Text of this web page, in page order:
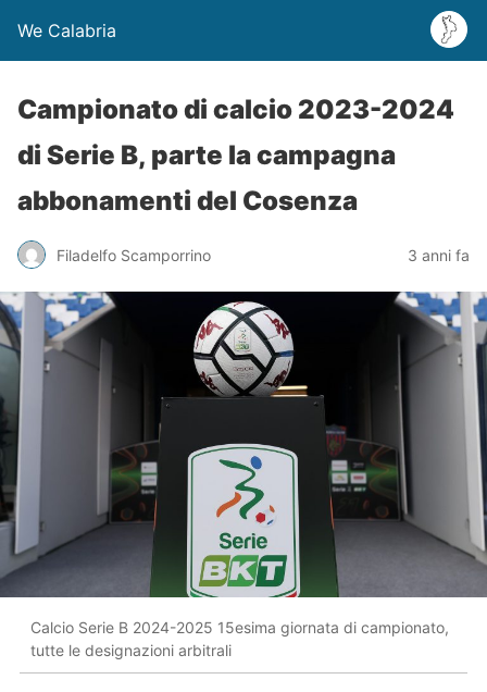
We Calabria
Campionato di calcio 2023-2024
di Serie B, parte la campagna
abbonamenti del Cosenza
Filadelfo Scamporrino 3 anni fa
Calcio Serie B 2024-2025 15esima giornata di campionato,
tutte le designazioni arbitrali